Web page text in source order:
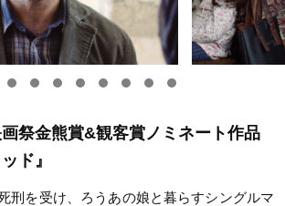
祭金熊賞&観客賞ノミネート作品
ド』
刑を受け、ろうあの娘と暮らすシングルマ